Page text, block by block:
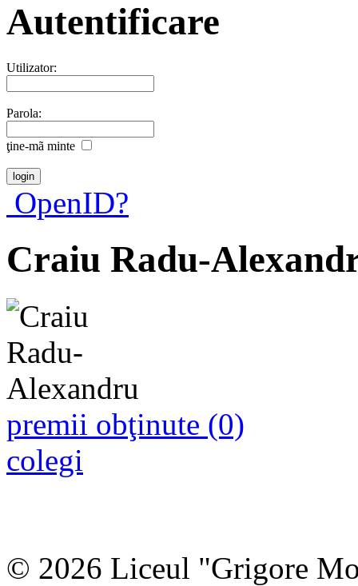
Autentificare
Utilizator:
Parola:
ţine-mã minte
OpenID?
Craiu Radu-
premii obţinute (0)
colegi
© 2026 Liceul "Grigore